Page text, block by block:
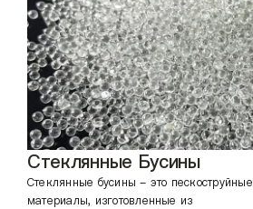
Стеклянные Бусины
Стеклянные бусины - это пескоструйные
материалы, изготовленные из